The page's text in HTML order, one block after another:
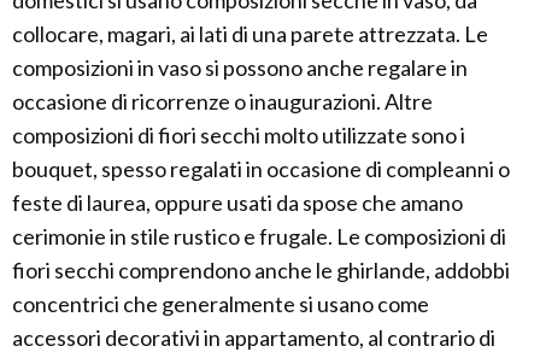
collocare, magari, ai lati di una parete attrezzata. Le
composizioni in vaso si possono anche regalare in
occasione di ricorrenze o inaugurazioni. Altre
composizioni di fiori secchi molto utilizzate sono i
bouquet, spesso regalati in occasione di compleanni o
feste di laurea, oppure usati da spose che amano
cerimonie in stile rustico e frugale. Le composizioni di
fiori secchi comprendono anche le ghirlande, addobbi
concentrici che generalmente si usano come
accessori decorativi in appartamento, al contrario di